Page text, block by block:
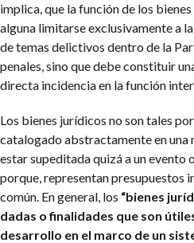
implica, que la función de los
alguna limitarse exclusivamente a
de temas delictivos dentro de la
penales, sino que debe constituir
directa incidencia en la función
Los bienes jurídicos no son tales
catalogado abstractamente en una
estar supeditada quizá a un evento
porque, representan presupuestos
común. En general, los “bienes
dadas o finalidades que son
desarrollo en el marco de un